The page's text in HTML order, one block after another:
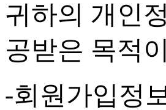
귀하의 개인
공받은 목적
-회원가입정